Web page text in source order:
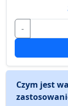
-
Czym jest